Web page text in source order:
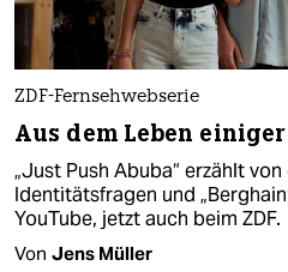
ZDF-Fernsehwebserie
Aus dem Leben
„Just Push Abuba“ erzählt
Identitätsfragen und
YouTube, jetzt auch beim ZDF.
Von Jens Müller